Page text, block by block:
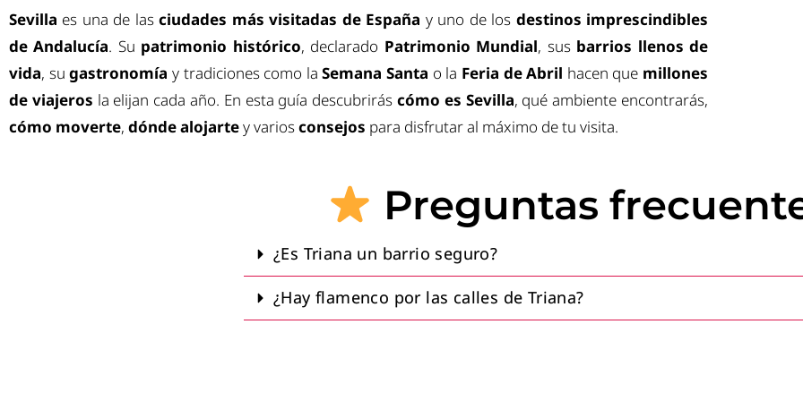
Sevilla es una de lasciudades más visitadas de España y uno de los destinos imprescindibles
de Andalucía. Su patrimonio histórico, declarado Patrimonio Mundial, sus barrios llenos de
vida, sugastronomía y tradiciones como laSemana Santa o la Feria de Abril hacen que millones
de viajeros la elijan cada año. En esta guía descubriráscómo es Sevilla, qué ambiente encontrarás,
cómo moverte, dónde alojartey variosconsejos para disfrutar al máximo de tu visita.
Preguntas
¿Es Triana un barrio seguro?
¿Hay flamenco por las calles de Triana?